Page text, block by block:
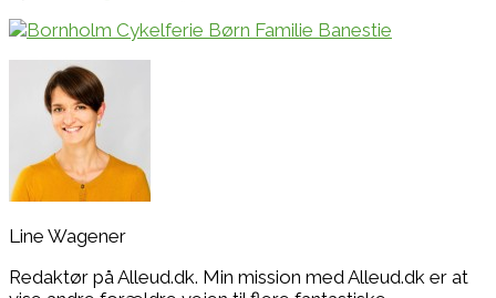
Line Wagener
Redaktør på Alleud.dk. Min mission med Alleud.dk er at